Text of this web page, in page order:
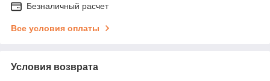
Безналичный расчет
Все условия оплаты
Условия возврата